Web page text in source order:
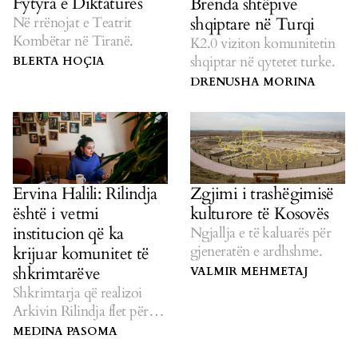
Në rrënojat e Teatrit
Kombëtar në Tiranë.
BLERTA HOÇIA
shqiptare në Turqi
K2.0 viziton komunitetin
shqiptar në qytetet turke.
DRENUSHA MORINA
Ervina Halili: Rilindja
është i vetmi
institucion që ka
krijuar komunitet të
shkrimtarëve
Shkrimtarja që realizoi
Arkivin Rilindja flet për
veprimtarinë e ndërmarrjes
MEDINA PASOMA
Zgjimi i trashëgimisë
kulturore të Kosovës
Ngjallja e të kaluarës për
gjeneratën e ardhshme.
VALMIR MEHMETAJ